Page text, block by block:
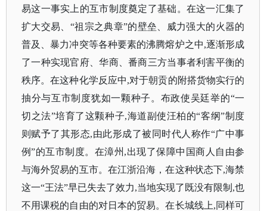
易这一事实上的互市制度奠定了基础。在这一汇集了
扩大交易、“祖宗之典章”的壁垒、威力强大的火器的
普及、暴力冲突等各种要素的沸腾熔炉之中,逐渐形成
了一种实现官府、华商、番商三方当事者利害平衡的
秩序。在这种化学反应中,对于朝贡的附搭货物实行的
抽分与互市制度犹如一颗种子。布政使吴廷举的“一
切之法”培育了这颗种子,海道副使汪柏的“客纲”制度
则赋予了其形态,由此形成了被同时代人称作“广中事
例”的互市制度。在漳州,出现了保障中国商人自由参
与海外贸易的互市。在江浙沿海，在这种状态下,海禁
这一“王法”早已失去了效力,当地实现了既没有限制,也
不用课税的自由的对日本的贸易。在长城线上,同样可